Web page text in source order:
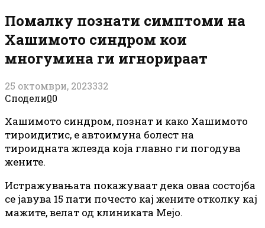
Помалку познати симптоми на
Хашимото синдром кои
многумина ги игнорираат
25 октомври, 2023332
Сподели00
Хашимото синдром, познат и како Хашимото
тироидитис, е автоимуна болест на
тироидната жлезда која главно ги погодува
жените.
Истражувањата покажуваат дека оваа состојба
сејавува 15 пати почесто кај жените отколку кај
мажите, велат од клиниката Мејо.